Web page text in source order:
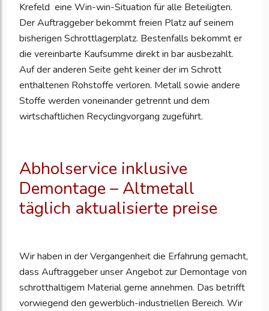
Krefeld eine Win-win-Situation für alle Beteiligten.
Der Auftraggeber bekommt freien Platz auf seinem
bisherigen Schrottlagerplatz. Bestenfalls bekommt er
die vereinbarte Kaufsumme direkt in bar ausbezahlt.
Auf der anderen Seite geht keiner der im Schrott
enthaltenen Rohstoffe verloren. Metall sowie andere
Stoffe werden voneinander getrennt und dem
wirtschaftlichen Recyclingvorgang zugeführt.
Abholservice inklusive
Demontage – Altmetall
täglich aktualisierte preise
Wir haben in der Vergangenheit die Erfahrung gemacht,
dass Auftraggeber unser Angebot zur Demontage von
schrotthaltigem Material gerne annehmen. Das betrifft
vorwiegend den gewerblich-industriellen Bereich. Wir